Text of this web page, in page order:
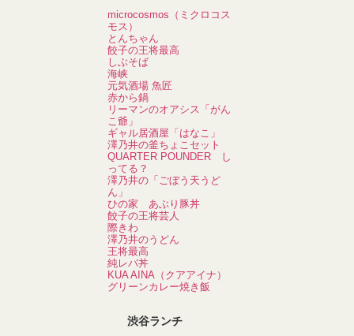
microcosmos（ミクロコス
モス）
とんちゃん
餃子の王将最高
しぶそば
海峡
元気酒場 魚匠
赤から鍋
リーマンのオアシス「がん
こ爺」
ギャル居酒屋「はなこ」
澤乃井の釜ちょこセット
QUARTER POUNDER し
ってる？
澤乃井の「ごぼう天うど
ん」
ひの家 あぶり豚丼
餃子の王将芸人
際きわ
澤乃井のうどん
王将最高
純レバ丼
KUA AINA（クアアイナ）
グリーンカレー焼き飯
渋谷ランチ